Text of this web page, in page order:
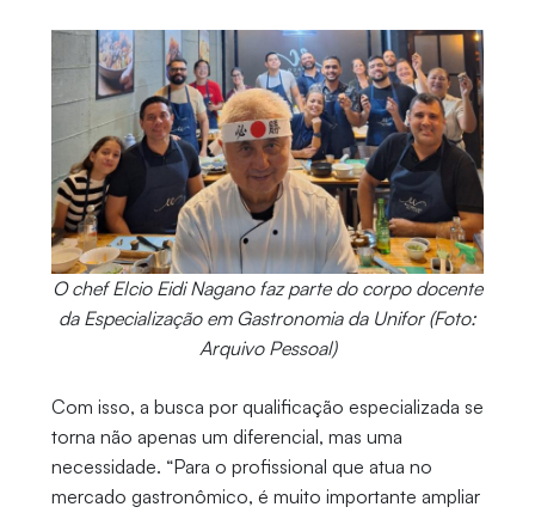
O chef Elcio Eidi Nagano faz parte do corpo docente
da Especialização em Gastronomia da Unifor (Foto:
Arquivo Pessoal)
Com isso, a busca por qualificação especializada se
torna não apenas um diferencial, mas uma
necessidade. “Para o profissional que atua no
mercado gastronômico, é muito importante ampliar